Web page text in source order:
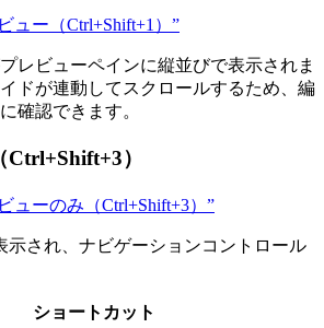
ュー（Ctrl+Shift+1）”
レビューペインに縦並びで表示されま
ドが連動してスクロールするため、編
確認できます。
）
ューのみ（Ctrl+Shift+3）”
示され、ナビゲーションコントロール
ショートカット